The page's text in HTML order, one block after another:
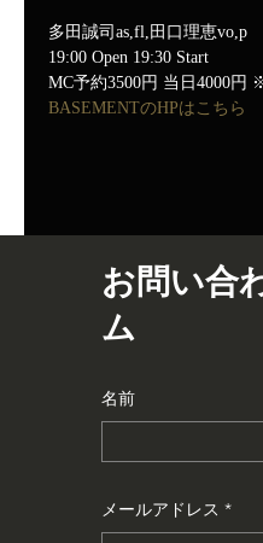
多田誠司as,fl,田口理恵vo,p
19:00 Open 19:30 Start
MC予約3500円 当日4000円
BASEMENTのHPはこちら
お問い合
ム
名前
メールアドレス